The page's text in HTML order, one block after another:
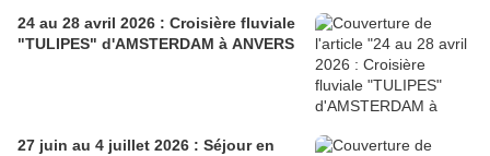
24 au 28 avril 2026 : Croisière fluviale
"TULIPES" d'AMSTERDAM à ANVERS
27 juin au 4 juillet 2026 : Séjour en